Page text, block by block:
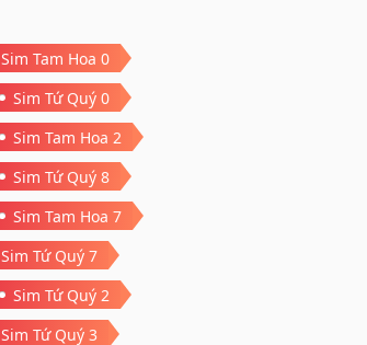
Sim Tam Hoa 0
Sim Tứ Quý 0
Sim Tam Hoa 2
Sim Tứ Quý 8
Sim Tam Hoa 7
Sim Tứ Quý 7
Sim Tứ Quý 2
Sim Tứ Quý 3